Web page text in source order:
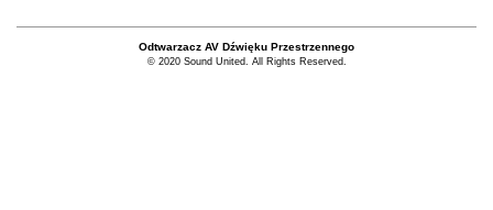
Odtwarzacz AV Dźwięku Przestrzennego
© 2020 Sound United. All Rights Reserved.